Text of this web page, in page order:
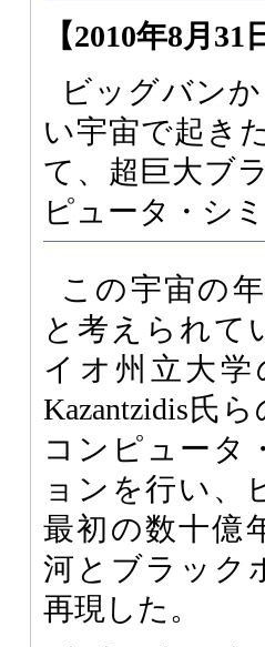
【2010年8月31
ビッグバン
い宇宙で起き
て、超巨大ブ
ピュータ・シ
この宇宙の
と考えられて
イオ州立大学
Kazantzidis氏
コンピュータ
ョンを行い、
最初の数十億
河とブラック
再現した。